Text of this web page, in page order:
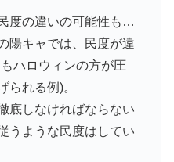
度の違いの可能性も…
陽キャでは、民度が違
ハロウィンの方が圧
られる例)。
底しなければならない
うような民度はしてい